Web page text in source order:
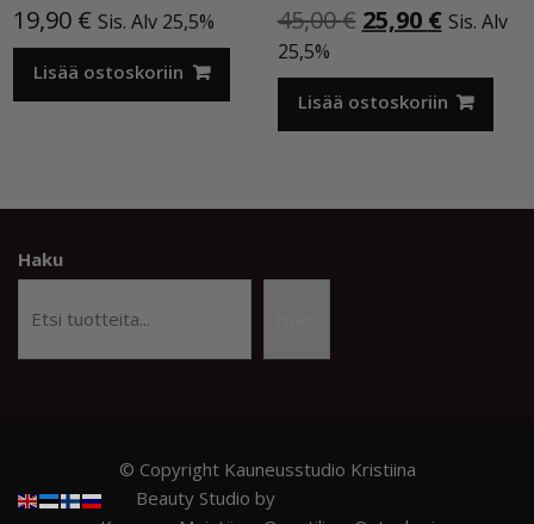
19,90 € Sis. Alv 25,5%
Lisää ostoskoriin
45,00€ Alkuperäinen
oli:
45,00 €.
25,90 €
on:
25,90 €.
Sis. Alv
25,5%
Lisää ostoskoriin
Haku
© Copyright Kauneusstudio Kristiina
Beauty Studio by